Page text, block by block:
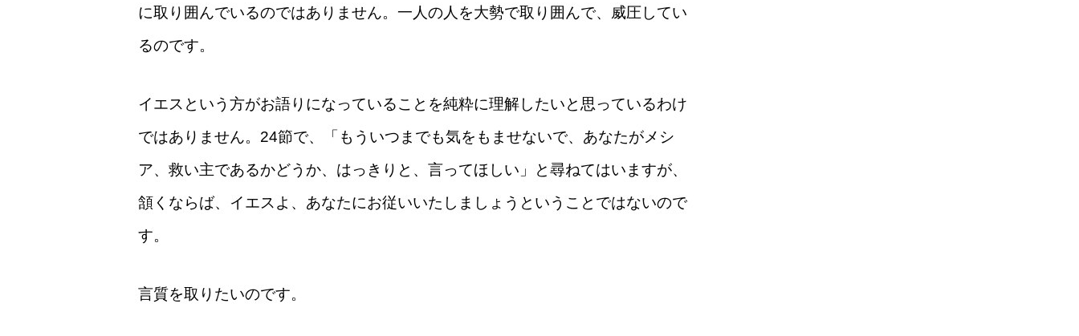
に取り囲んでいるのではありません。一人の人を大勢で取り囲んで、威圧してい
るのです。
イエスという方がお語りになっていることを純粋に理解したいと思っているわけ
ではありません。24節で、「もういつまでも気をもませないで、あなたがメシ
ア、救い主であるかどうか、はっきりと、言ってほしい」と尋ねてはいますが、
頷くならば、イエスよ、あなたにお従いいたしましょうということではないので
す。
言質を取りたいのです。